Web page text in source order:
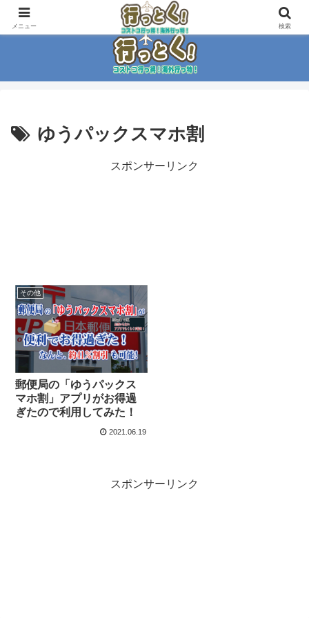
コストコ大好き家族がイチ押商品紹介！！
ゆうパックスマホ割
スポンサーリンク
その他
郵便局の「ゆうパックス
マホ割」アプリがお得過
ぎたので利用してみた！
2021.06.19
スポンサーリンク
メニュー 検索